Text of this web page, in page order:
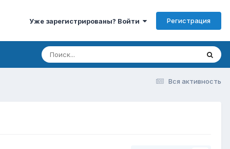
Уже зарегистрированы? Войти Регистрация
Вся активность